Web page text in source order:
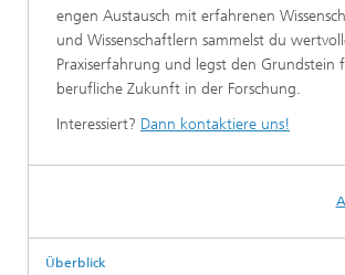
engen Austausch mit erfahrenen
und Wissenschaftlern sammelst du
Praxiserfahrung und legst den Grundstein
berufliche Zukunft in der Forschung.
Interessiert? Dann kontaktiere uns!
Überblick